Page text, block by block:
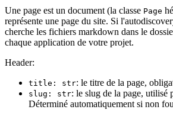
Une page est un document (la classe Page
représente une page du site. Si
cherche les fichiers markdown dans le
chaque application de votre projet.
Header:
title: str: le titre de la page,
slug: str: le slug de la page, utilisé
Déterminé automatiquement si non